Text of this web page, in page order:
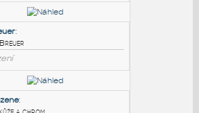
PODOBNÉ BLOKY:
classic armchair Breuer
Bauhaus Breuer
Sezení